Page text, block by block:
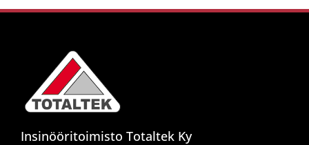
Insinööritoimisto Totaltek Ky